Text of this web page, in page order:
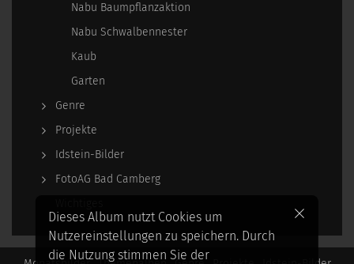
Nabu Baumpflanzaktion
Nabu Schwalbennester
Kaub
Garten
Genre
Projekte
Idstein-Bilder
FotoAG Bad Camberg
Dieses Album nutzt Cookies um
Nutzereinstellungen zu speichern. Durch
die Nutzung stimmen Sie der